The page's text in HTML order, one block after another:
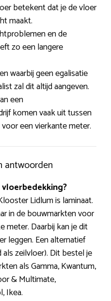
betekent dat je de vloer
maakt.
en de
zo een langere
waarbij geen egalisatie
zal dit altijd aangeven.
een
komen vaak uit tussen
een vierkante meter.
antwoorden
Lidlum is laminaat.
in de bouwmarkten voor
meter. Daarbij kan je dit
leggen. Een alternatief
zeilvloer). Dit bestel je
als Gamma, Kwantum,
& Multimate,
Ikea.